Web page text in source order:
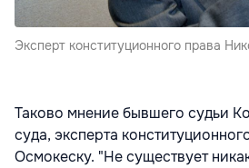
Эксперт конституционного права
Таково мнение бывшего судьи
суда, эксперта
Осмокеску. "Не существует